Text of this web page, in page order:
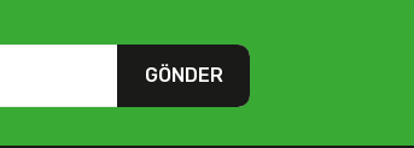
GÖNDER